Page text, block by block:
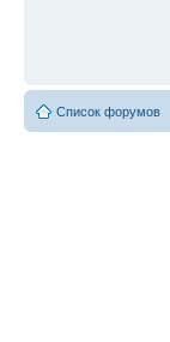
Список форумов